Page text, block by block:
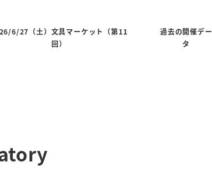
6/27（土）文具マーケット（第11
回）
過去の開催デー
タ